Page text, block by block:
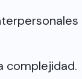
complejidad.